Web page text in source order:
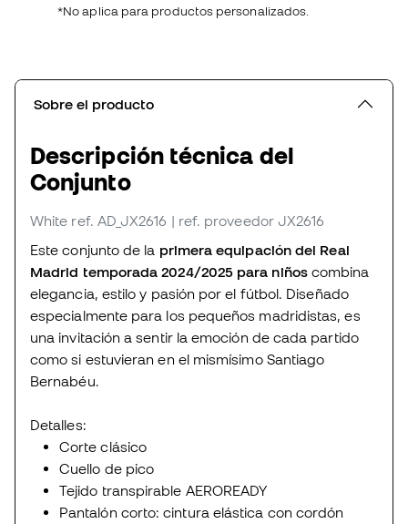
*No aplica para productos personalizados.
Sobre el producto
Descripción técnica del
Conjunto
White ref. AD_JX2616 | ref. proveedor JX2616
Este conjunto de la primera equipación del Real
Madrid temporada 2024/2025 para niñoscombina
elegancia, estilo y pasión por el fútbol. Diseñado
especialmente para los pequeños madridistas, es
una invitación a sentir la emoción de cada partido
como si estuvieran en el mismísimo Santiago
Bernabéu.
Detalles:
Corte clásico
Cuello de pico
Tejido transpirable AEROREADY
Pantalón corto: cintura elástica con cordón